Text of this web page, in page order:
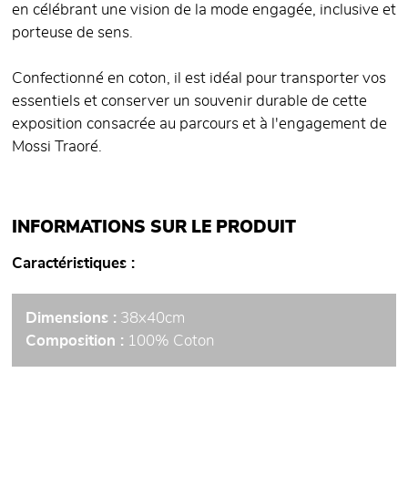
en célébrant une vision de la mode engagée, inclusive et
porteuse de sens.
Confectionné en coton, il est idéal pour transporter vos
essentiels et conserver un souvenir durable de cette
exposition consacrée au parcours et à l'engagement de
Mossi Traoré.
INFORMATIONS SUR LE PRODUIT
Caractéristiques
Dimensions : 38x40cm
Composition : 100% Coton